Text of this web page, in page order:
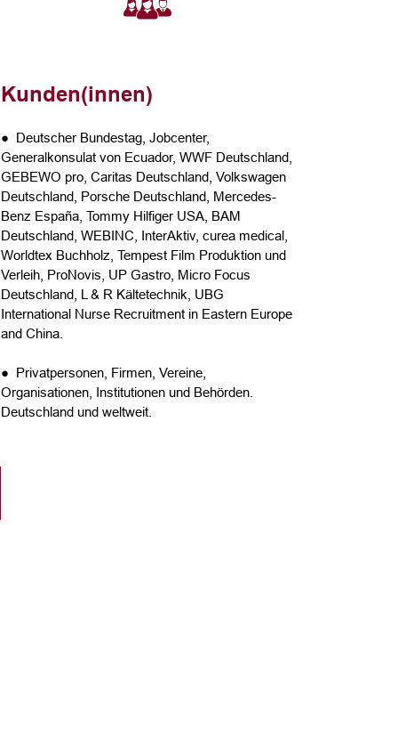
Kunden(innen)
● Deutscher Bundestag, Jobcenter,
Generalkonsulat von Ecuador, WWF Deutschland,
GEBEWO pro, Caritas Deutschland, Volkswagen
Deutschland, Porsche Deutschland, Mercedes-
Benz España, Tommy Hilfiger USA, BAM
Deutschland, WEBINC, InterAktiv, curea medical,
Worldtex Buchholz, Tempest Film Produktion und
Verleih, ProNovis, UP Gastro, Micro Focus
Deutschland, L & R Kältetechnik, UBG
International Nurse Recruitment in Eastern Europe
and China.
● Privatpersonen, Firmen, Vereine,
Organisationen, Institutionen und Behörden.
Deutschland und weltweit.